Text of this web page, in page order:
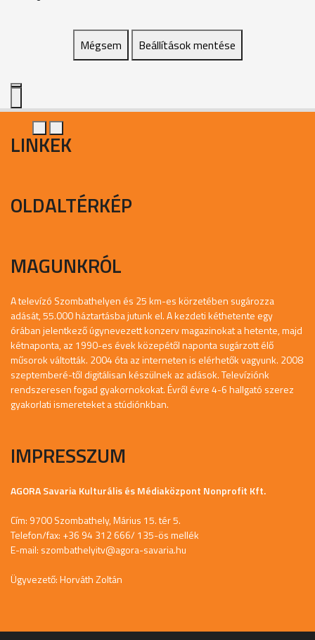
Mégsem Beállítások mentése
LINKEK
OLDALTÉRKÉP
MAGUNKRÓL
A televízó Szombathelyen és 25 km-es körzetében sugározza
adását, 55.000 háztartásba jutunk el. A kezdeti kéthetente egy
órában jelentkező úgynevezett konzerv magazinokat a hetente, majd
kétnaponta, az 1990-es évek közepétől naponta sugárzott élő
műsorok váltották. 2004 óta az interneten is elérhetők vagyunk. 2008
szeptemberé-től digitálisan készülnek az adások. Televíziónk
rendszeresen fogad gyakornokokat. Évről évre 4-6 hallgató szerez
gyakorlati ismereteket a stúdiónkban.
IMPRESSZUM
AGORA Savaria Kulturális és Médiaközpont Nonprofit Kft.
Cím: 9700 Szombathely, Márius 15. tér 5.
Telefon/fax: +36 94 312 666/ 135-ös mellék
E-mail: szombathelyitv@agora-savaria.hu
Ügyvezető: Horváth Zoltán